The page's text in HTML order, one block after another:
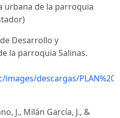
urbana de la parroquia
de Desarrollo y
la parroquia Salinas.
descargas/
J., Milán García, J., &